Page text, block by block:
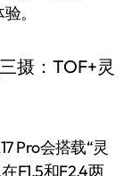
。
Pro会搭载“灵
F1.5和F2.4两